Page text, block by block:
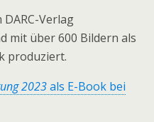
Verlag
mit über 600 Bildern als
produziert.
2023als E-Book bei